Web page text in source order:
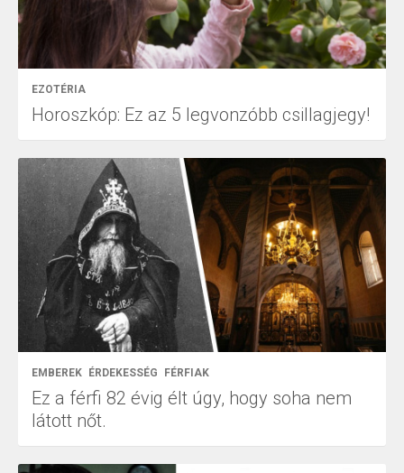
EZOTÉRIA
Horoszkóp: Ez az 5 legvonzóbb csillagjegy!
EMBEREK ÉRDEKESSÉG FÉRFIAK
Ez a férfi 82 évig élt úgy, hogy soha nem
látott nőt.